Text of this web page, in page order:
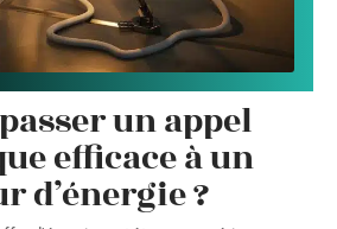
un appel
efficace à un
d’énergie ?